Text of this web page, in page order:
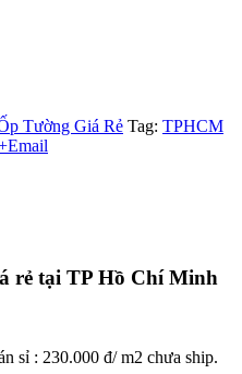
Tường Giá Rẻ Tag: TPHCM
Email
rẻ tại TP Hồ Chí Minh
sỉ : 230.000 đ/ m2 chưa ship.